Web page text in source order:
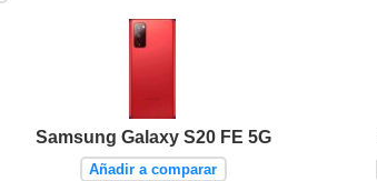
Samsung Galaxy S20 FE 5G
Añadir a comparar